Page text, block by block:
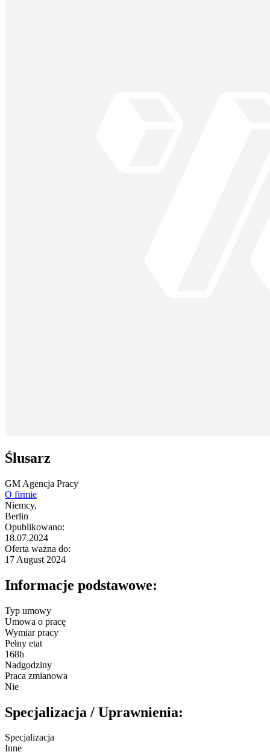
Ślusarz
GM Agencja Pracy
O firmie
Niemcy,
Berlin
Opublikowano:
18.07.2024
Oferta ważna do:
17 August 2024
Informacje podstawowe:
Typ umowy
Umowa o pracę
Wymiar pracy
Pełny etat
168h
Nadgodziny
Praca zmianowa
Nie
Specjalizacja / Uprawnienia:
Specjalizacja
Inne